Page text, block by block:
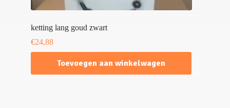
ketting lang goud zwart
€24,88
Toevoegen aan winkelwagen